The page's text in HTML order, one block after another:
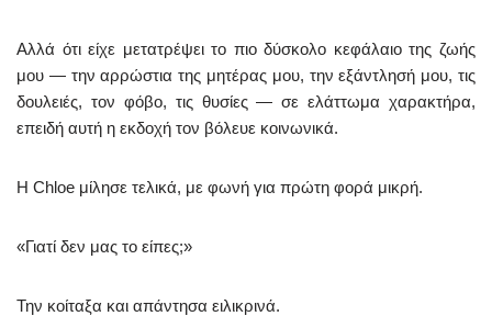
Αλλά ότι είχε μετατρέψει το πιο δύσκολο κεφάλαιο της ζωής
μου — την αρρώστια της μητέρας μου, την εξάντλησή μου, τις
δουλειές, τον φόβο, τις θυσίες — σε ελάττωμα χαρακτήρα,
επειδή αυτή η εκδοχή τον βόλευε κοινωνικά.
Η Chloe μίλησε τελικά, με φωνή για πρώτη φορά μικρή.
«Γιατί δεν μας το είπες;»
Την κοίταξα και απάντησα ειλικρινά.